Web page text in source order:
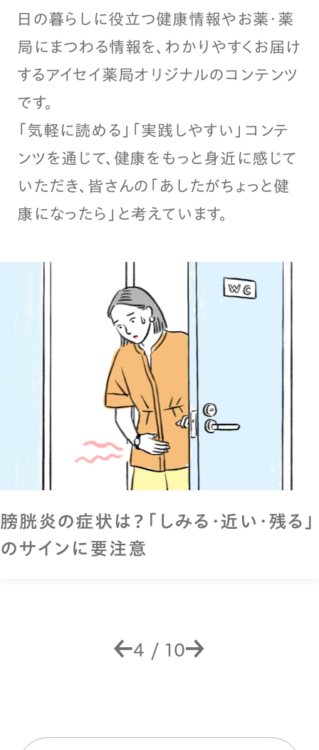
日の暮らしに役立つ健康情報やお薬・薬
局にまつわる情報を、わかりやすくお届け
するアイセイ薬局オリジナルのコンテンツ
です。
「気軽に読める」「実践しやすい」コンテ
ンツを通じて、健康をもっと身近に感じて
いただき、皆さんの「あしたがちょっと健
康になったら」と考えています。
膀胱炎の症状は？「しみる・近い・残る」
のサインに要注意
4 / 10